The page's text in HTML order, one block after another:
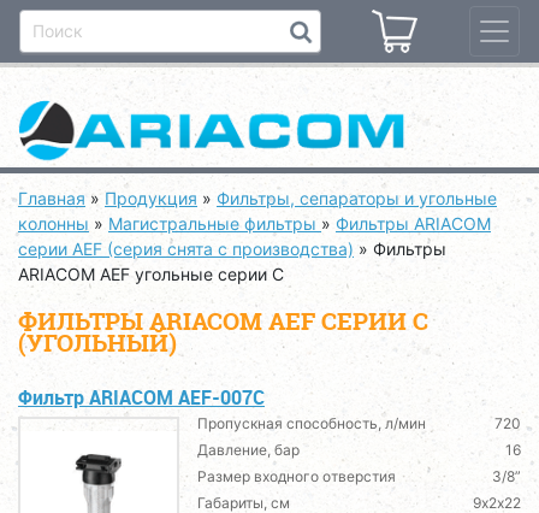
Главная » Продукция » Фильтры, сепараторы и угольные
колонны » Магистральные фильтры » Фильтры ARIACOM
серии AEF (серия снята с производства) » Фильтры
ARIACOM AEF угольные серии C
ФИЛЬТРЫ ARIACOM AEF СЕРИИ C
(УГОЛЬНЫЙ)
Фильтр ARIACOM AEF-007C
Пропускная способность, л/мин
720
Давление, бар
16
Размер входного отверстия
3/8”
Габариты, см
9х2х22